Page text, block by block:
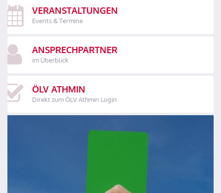
VERANSTALTUNGEN
Events & Termine
ANSPRECHPARTNER
im Überblick
ÖLV ATHMIN
Direkt zum ÖLV Athmin Login